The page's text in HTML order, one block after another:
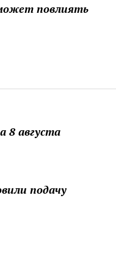
повлиять
8 августа
подачу